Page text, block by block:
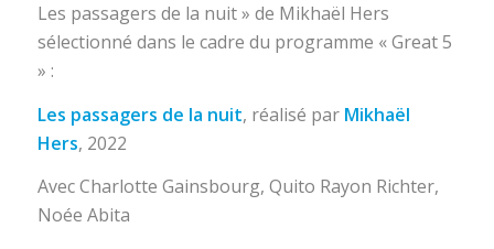
Les passagers de la nuit » de Mikhaël Hers
sélectionné dans le cadre du programme « Great 5
» :
Les passagers de la nuit, réalisé par Mikhaël
Hers, 2022
Avec Charlotte Gainsbourg, Quito Rayon Richter,
Noée Abita